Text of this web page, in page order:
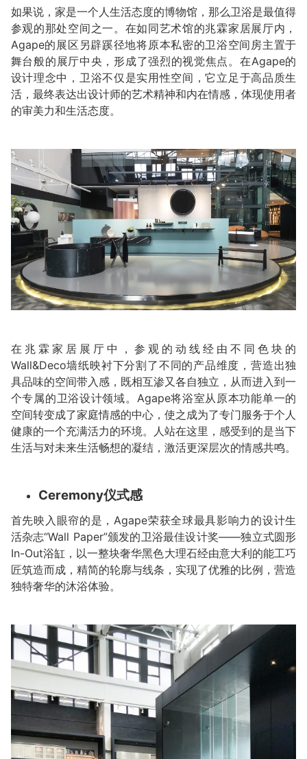
如果说，家是一个人生活态度的博物馆，那么卫浴是最值得
参观的那处空间之一。在如同艺术馆的兆霖家居展厅内，
Agape的展区另辟蹊径地将原本私密的卫浴空间房主置于
舞台般的展厅中央，形成了强烈的视觉焦点。在Agape的
设计理念中，卫浴不仅是实用性空间，它立足于高品质生
活，最终表达出设计师的艺术精神和内在情感，体现使用者
的审美力和生活态度。
在兆霖家居展厅中，参观的动线经由不同色块的
Wall&Deco墙纸映衬下分割了不同的产品维度，营造出独
具品味的空间带入感，既相互渗又各自独立，从而进入到一
个专属的卫浴设计领域。Agape将浴室从原本功能单一的
空间转变成了家庭情感的中心，使之成为了专门服务于个人
健康的一个充满活力的环境。人站在这里，感受到的是当下
生活与对未来生活畅想的凝结，激活更深层次的情感共鸣。
Ceremony仪式感
首先映入眼帘的是，Agape荣获全球最具影响力的设计生
活杂志“Wall Paper”颁发的卫浴最佳设计奖——独立式圆形
In-Out浴缸，以一整块奢华黑色大理石经由意大利的能工巧
匠筑造而成，精简的轮廓与线条，实现了优雅的比例，营造
独特奢华的沐浴体验。